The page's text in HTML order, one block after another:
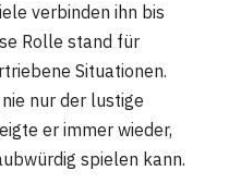
verbinden ihn bis
Rolle stand für
Situationen.
nur der lustige
er immer wieder,
spielen kann.